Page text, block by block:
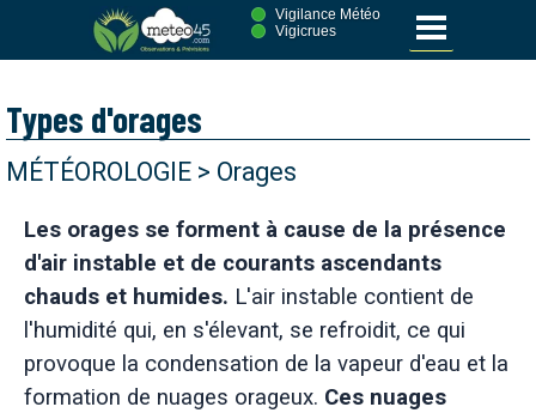
Vigilance Météo
Vigicrues
Types d'orages
MÉTÉOROLOGIE > Orages
Les orages se forment à cause de la présence
d'air instable et de courants ascendants
chauds et humides. L'air instable contient de
l'humidité qui, en s'élevant, se refroidit, ce qui
provoque la condensation de la vapeur d'eau et la
formation de nuages orageux. Ces nuages